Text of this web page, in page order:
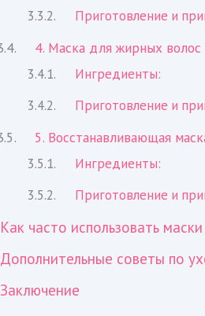
Приготовление и
4. Маска для жирных волос
Ингредиенты:
Приготовление и
5. Восстанавливающая
Ингредиенты:
Приготовление и
Как часто использовать
Дополнительные советы по
Заключение